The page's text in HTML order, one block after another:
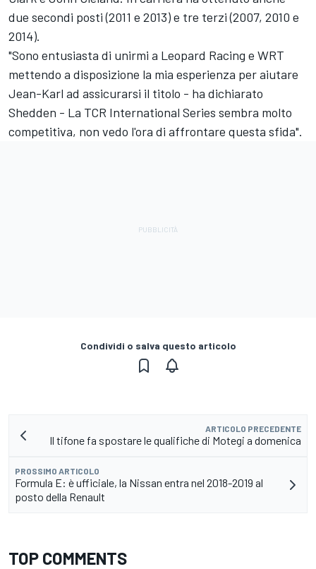
due secondi posti (2011 e 2013) e tre terzi (2007, 2010 e
2014).
"Sono entusiasta di unirmi a Leopard Racing e WRT
mettendo a disposizione la mia esperienza per aiutare
Jean-Karl ad assicurarsi il titolo - ha dichiarato
Shedden - La TCR International Series sembra molto
competitiva, non vedo l'ora di affrontare questa sfida".
Condividi o salva questo articolo
ARTICOLO PRECEDENTE
Il tifone fa spostare le qualifiche di Motegi a domenica
PROSSIMO ARTICOLO
Formula E: è ufficiale, la Nissan entra nel 2018-2019 al
posto della Renault
TOP COMMENTS